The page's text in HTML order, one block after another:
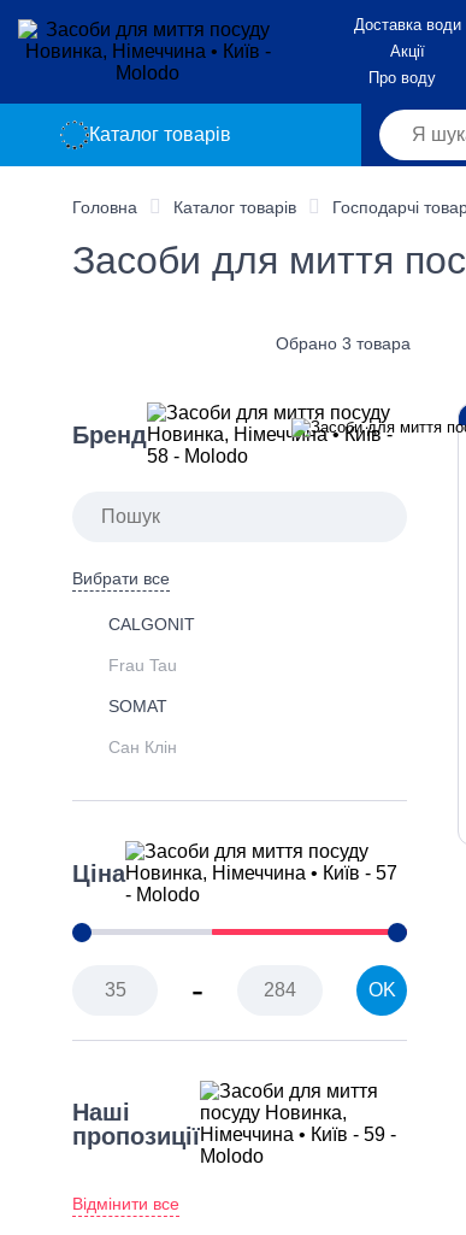
Доставка води
Акції
Про воду
Каталог товарів
Головна Каталог товарів Господарчі
Засоби для миття
Ціна
- OK
Бренд
Вибрати все
CALGONIT
Frau Tau
SOMAT
Сан Клін
Наші
пропозиції
Відмінити все
Обрано 3 товара